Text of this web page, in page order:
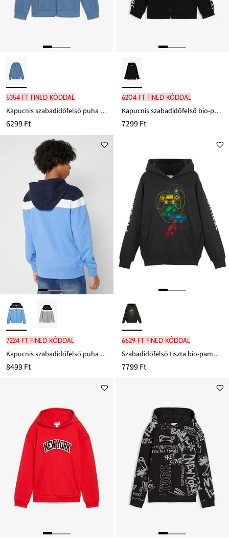
5354 Ft FINED kóddal
Kapucnis szabadidőfelső puha pamut-keverékből
6299 Ft
6204 Ft FINED kóddal
Kapucnis szabadidőfelső bio-pamutból
7299 Ft
7224 Ft FINED kóddal
Kapucnis szabadidőfelső puha pamut-keverékből
8499 Ft
6629 Ft FINED kóddal
Szabadidőfelső tiszta bio-pamutból
7799 Ft